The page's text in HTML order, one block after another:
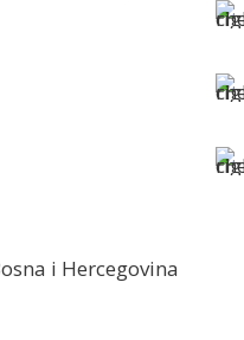
i Hercegovina